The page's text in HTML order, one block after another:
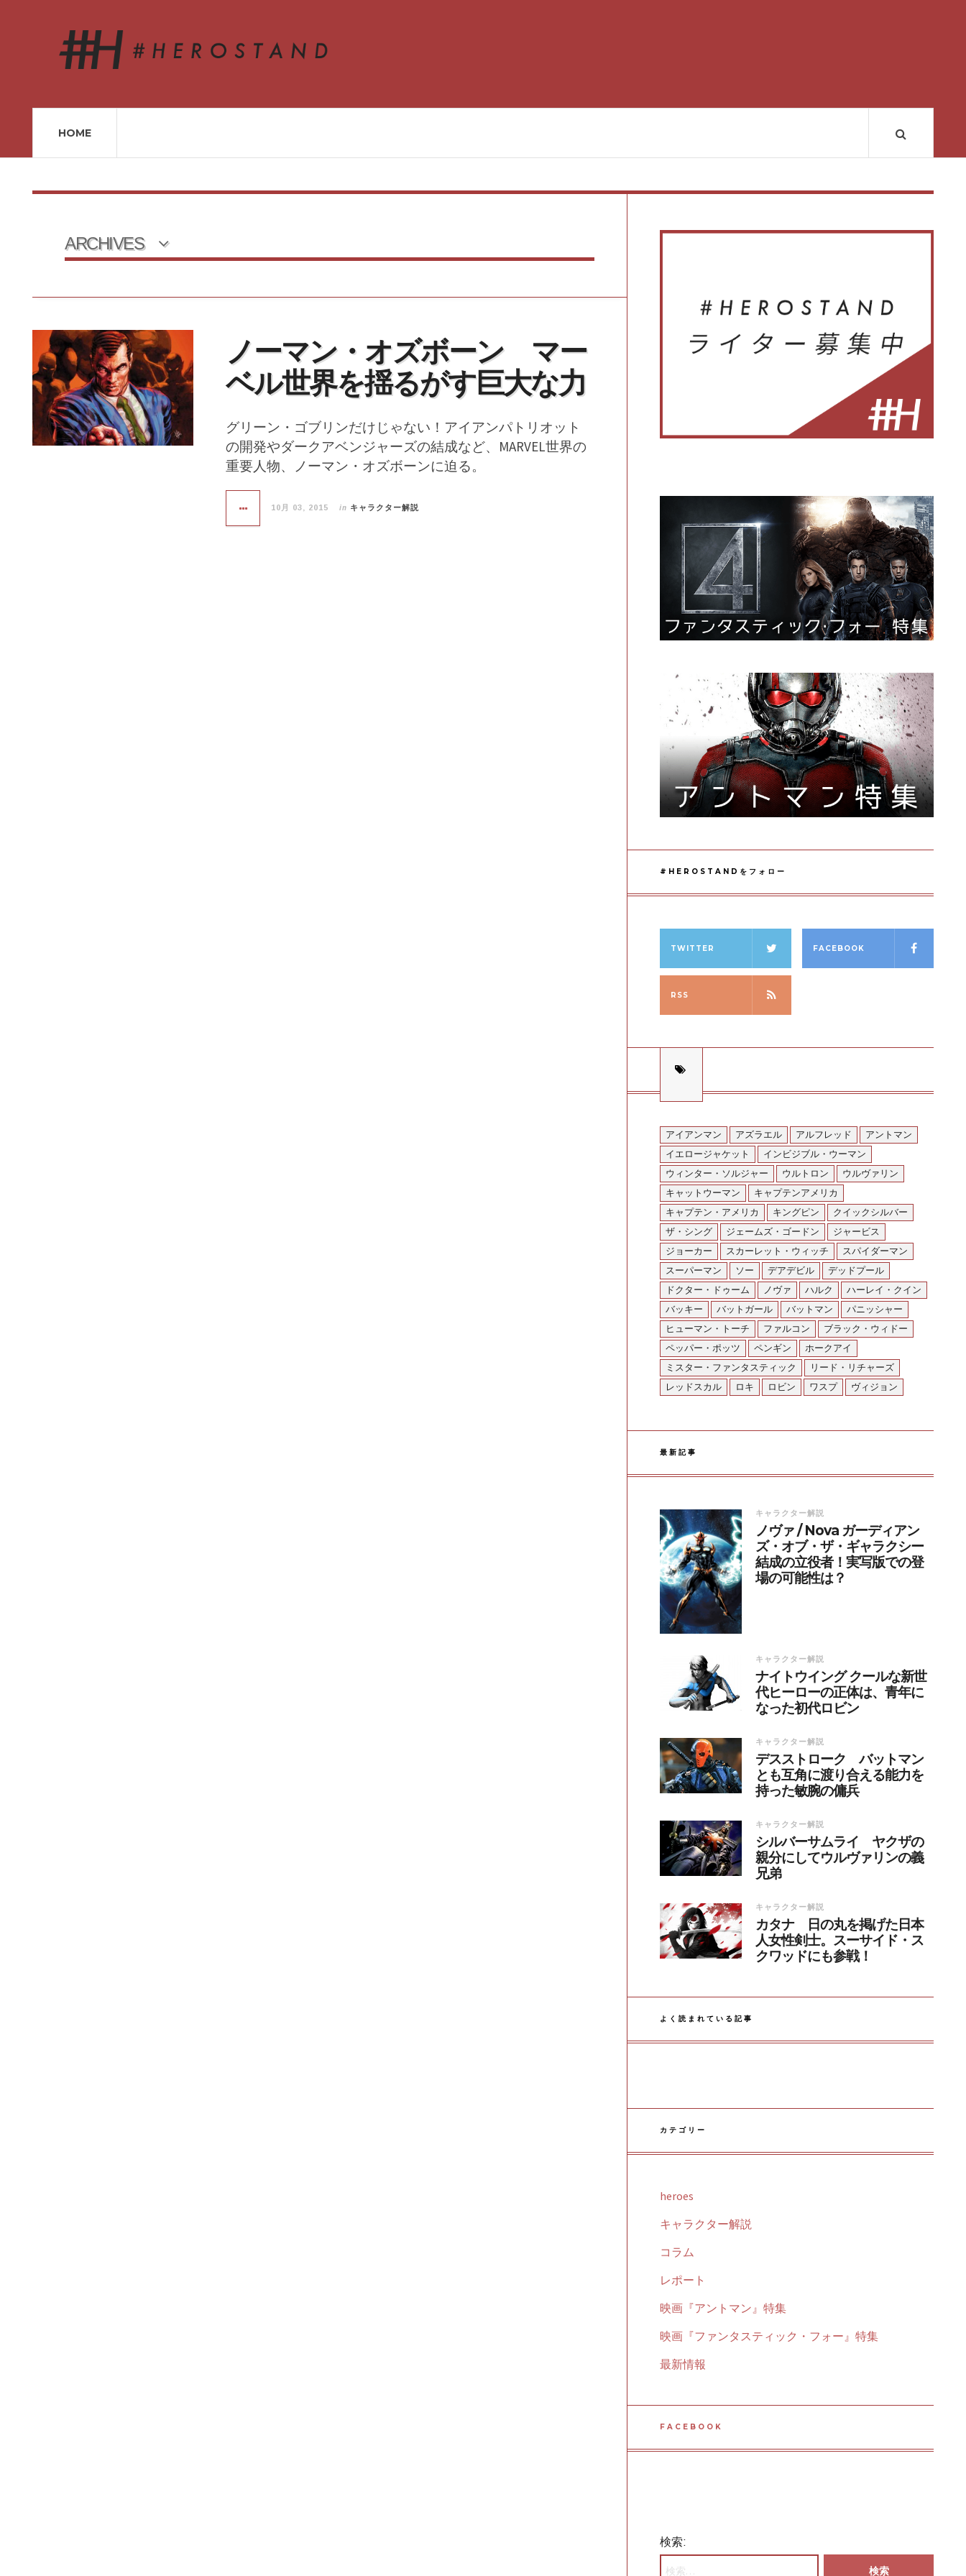
HOME
ARCHIVES
ノーマン・オズボーン マー
ベル世界を揺るがす巨大な力
グリーン・ゴブリンだけじゃない！アイアンパトリオット
の開発やダークアベンジャーズの結成など、MARVEL世界の
重要人物、ノーマン・オズボーンに迫る。
10月 03, 2015 in キャラクター解説
#HEROSTANDをフォロー
TWITTER FACEBOOK
RSS
アイアンマン アズラエル アルフレッド
アントマン
イエロージャケット
インビジブル・ウーマン
ウィンター・ソルジャー
ウルトロン
ウルヴァリン
キャットウーマン
キャプテンアメリカ
キャプテン・アメリカ
キングピン
クイックシルバー
ザ・シング
ジェームズ・ゴードン
ジャービス
ジョーカー
スカーレット・ウィッチ
スパイダーマン
スーパーマン
ソー デアデビル
デッドプール
ドクター・ドゥーム
ノヴァ ハルク
ハーレイ・クイン
バッキー
バットガール バットマン
パニッシャー
ヒューマン・トーチ
ファルコン
ブラック・ウィドー
ペッパー・ポッツ
ペンギン
ホークアイ
ミスター・ファンタスティック
リード・リチャーズ
レッドスカル
ロキ ロビン ワスプ ヴィジョン
最新記事
キャラクター解説
ノヴァ / Nova ガーディアン
ズ・オブ・ザ・ギャラクシー
結成の立役者！実写版での登
場の可能性は？
キャラクター解説
ナイトウイング クールな新世
代ヒーローの正体は、青年に
なった初代ロビン
キャラクター解説
デスストローク バットマン
とも互角に渡り合える能力を
持った敏腕の傭兵
キャラクター解説
シルバーサムライ ヤクザの
親分にしてウルヴァリンの義
兄弟
キャラクター解説
カタナ 日の丸を掲げた日本
人女性剣士。スーサイド・ス
クワッドにも参戦！
よく読まれている記事
カテゴリー
heroes
キャラクター解説
コラム
レポート
映画『アントマン』特集
映画『ファンタスティック・フォー』特集
最新情報
FACEBOOK
検索: